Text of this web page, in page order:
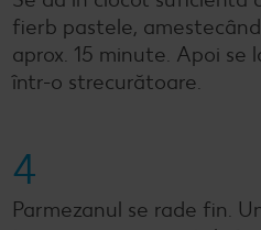
fierb pastele,
aprox. 15 minute. Apoi se
într-o strecurătoare.
4
Parmezanul se rade fin.